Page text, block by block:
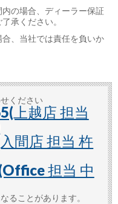
の場合、ディーラー保証
承ください。
、当社では責任を負いか
ください
上越店 担当
間店 担当 杵
担当 中
ることがあります。